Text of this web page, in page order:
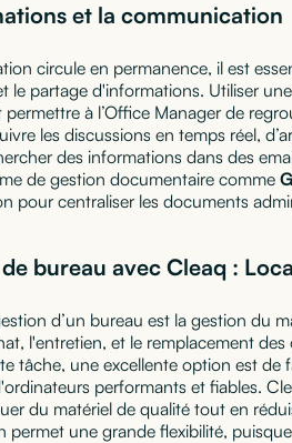
et la communication
circule en permanence, il est
le partage d'informations. Utiliser
permettre à l’Office Manager de
les discussions en temps réel,
des informations dans des
de gestion documentaire comme
pour centraliser les documents
bureau avec Cleaq :
d’un bureau est la gestion du
l'entretien, et le remplacement
tâche, une excellente option est de
performants et fiables.
du matériel de qualité tout en
permet une grande flexibilité,